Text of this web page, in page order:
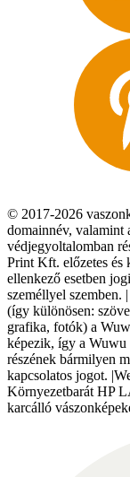
© 2017-2026
domainnév, valamint
védjegyoltalomban
Print Kft. előzetes és
ellenkező esetben
személlyel szemben.
(így különösen:
grafika, fotók) a
képezik, így a
részének bármilyen
kapcsolatos jogot.
Környezetbarát HP
karcálló